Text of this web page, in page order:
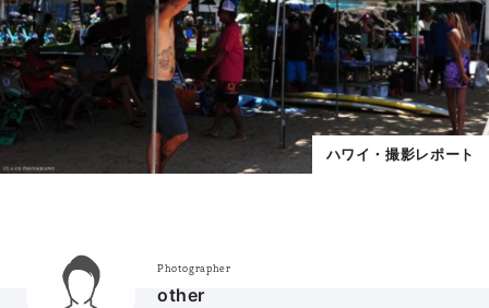
ハワイ・撮影レポート
Photographer
other